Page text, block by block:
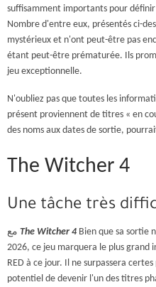
suffisamment importants pour
Nombre d'entre eux, présentés ci-
mystérieux et n'ont peut-être pas
étant peut-être prématurée. Ils
jeu exceptionnelle.
N'oubliez pas que toutes les
présent proviennent de titres « en
des noms aux dates de sortie,
The Witcher 4
Une tâche très
The Witcher 4 Bien que sa sortie
2026, ce jeu marquera le plus grand
RED à ce jour. Il ne surpassera
potentiel de devenir l'un des titres